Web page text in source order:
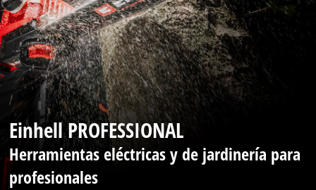
Einhell PROFESSIONAL
Herramientas eléctricas y de jardinería para
profesionales